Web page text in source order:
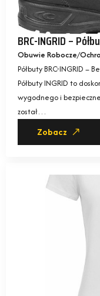
BRC-INGRID –
Obuwie Robocze
Półbuty BRC-INGRID –
Półbuty INGRID to
wygodnego i
został…
Zobacz